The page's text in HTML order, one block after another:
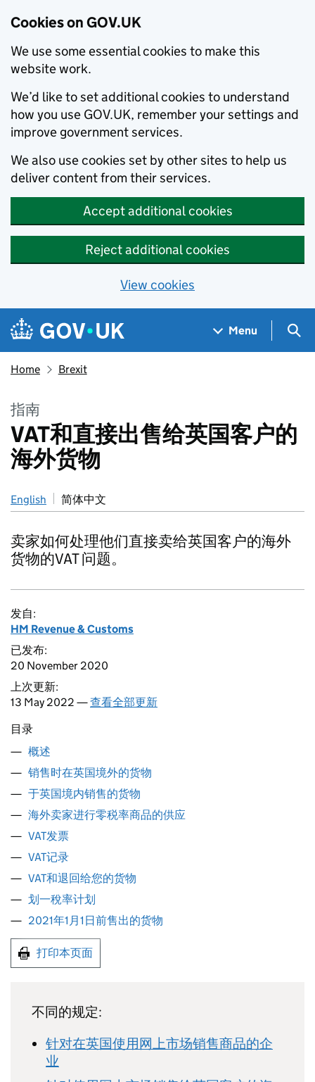
Cookies on GOV.UK
We use some essential cookies to make this
website work.
We’d like to set additional cookies to understand
how you use GOV.UK, remember your settings and
improve government services.
We also use cookies set by other sites to help us
deliver content from their services.
Accept additional cookies
Reject additional cookies
View cookies
Skip to main content
Navigation menu
Menu
Home Brexit
指南
VAT和直接出售给英国客户的
海外货物
English 简体中文
卖家如何处理他们直接卖给英国客户的海外
货物的VAT 问题。
发自:
HM Revenue & Customs
已发布:
20 November 2020
上次更新:
13 May 2022 —查看全部更新
目录
概述
销售时在英国境外的货物
于英国境内销售的货物
海外卖家进行零税率商品的供应
VAT发票
VAT记录
VAT和退回给您的货物
划一稅率计划
2021年1月1日前售出的货物
打印本页面
不同的规定:
针对在英国使用网上市场销售商品的企
业